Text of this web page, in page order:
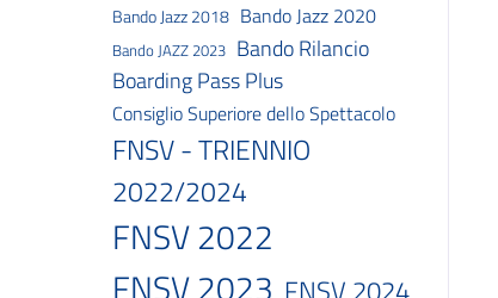
Bando Jazz 2018 Bando Jazz 2020
Bando JAZZ 2023 Bando Rilancio
Boarding Pass Plus
Consiglio Superiore dello Spettacolo
FNSV - TRIENNIO
2022/2024
FNSV 2022